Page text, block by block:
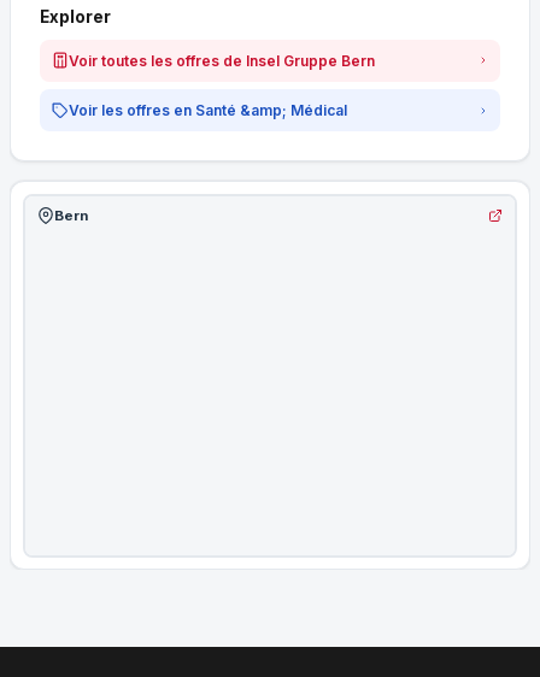
Explorer
Voir toutes les offres de Insel Gruppe Bern
Voir les offres en Santé &amp; Médical
Bern